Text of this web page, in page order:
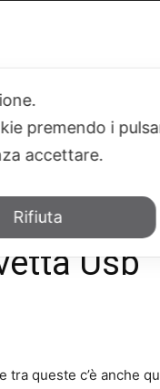
SALUTE
Usb
tra queste c’è anche
premendo i
accettare.
Rifiuta